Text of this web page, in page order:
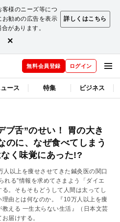
様のニーズ等につ
お勧めの広告を表示
があります。
詳しくはこちら
×
無料会員登録 ログイン
ース 特集 ビジネス
ブ舌”のせい！ 胃の大き
のに、なぜ食べてしまう
く味覚にあった!?
以上を痩せさせてきた鍼灸医の関口
れる”情報を求めてさまよう「ダイエ
。そもそもどうして人間は太ってし
由とは何なのか。『10万人以上を痩
える 一生太らない生活』（日本文芸
届けする。